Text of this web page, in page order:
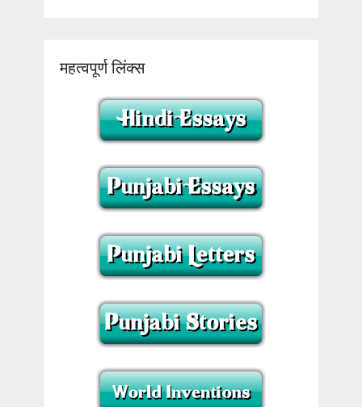
महत्वपूर्ण लिंक्स